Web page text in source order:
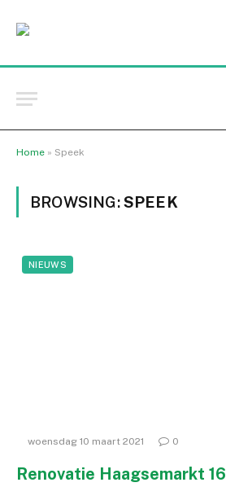
Home » Speek
BROWSING:SPEEK
NIEUWS
woensdag 10 maart 2021 0
Renovatie Haagsemarkt 16